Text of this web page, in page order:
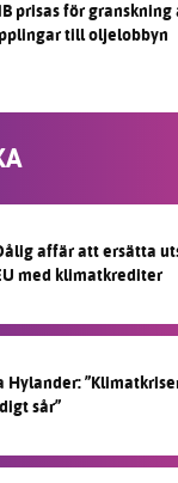
prisas för granskning
till oljelobbyn
affär att ersätta
med klimatkrediter
Hylander:
sår”